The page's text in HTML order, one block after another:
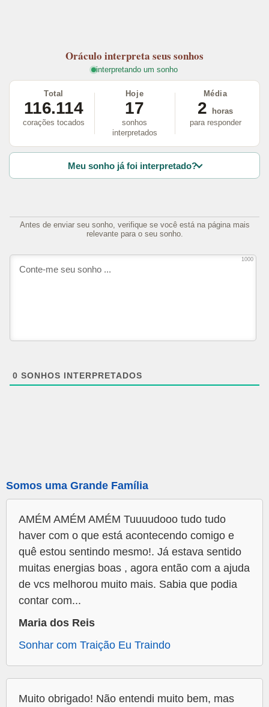
Oráculo interpreta seus sonhos
interpretando um sonho
Total
116.114
corações tocados
Hoje
17
sonhos
interpretados
Média
2
horas
para responder
Meu sonho já foi interpretado?
Antes de enviar seu sonho, verifique se você está na página mais
relevante para o seu sonho.
1000
0 SONHOS INTERPRETADOS
Somos uma Grande Família
AMÉM AMÉM AMÉM Tuuuudooo tudo tudo
haver com o que está acontecendo comigo e
quê estou sentindo mesmo!. Já estava sentido
muitas energias boas , agora então com a ajuda
de vcs melhorou muito mais. Sabia que podia
contar com...
Maria dos Reis
Sonhar com Traição Eu Traindo
Muito obrigado! Não entendi muito bem, mas